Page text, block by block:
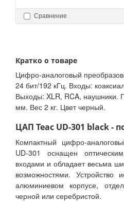
Сравнение
Кратко о товаре
Цифро-аналоговый
24 бит/192 кГц. Входы:
Выходы: XLR, RCA, наушники.
мм. Вес 2 кг. Цвет черный.
ЦАП Teac UD-301 black -
Компактный цифро-
UD-301 оснащен
входами и обладает весьма
возможностями. Устройство
алюминиевом корпусе,
черной или серебристой.